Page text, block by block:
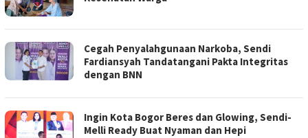
Cegah Penyalahgunaan Narkoba, Sendi
Fardiansyah Tandatangani Pakta Integritas
dengan BNN
Ingin Kota Bogor Beres dan Glowing, Sendi-
Melli Ready Buat Nyaman dan Hepi